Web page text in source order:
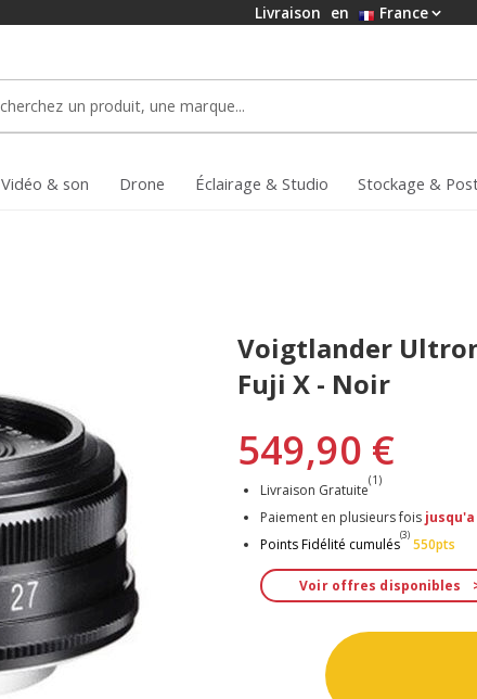
Livraison en France
Vidéo & son Drone Éclairage & Studio Stockage &
Voigtlander
Fuji X - Noir
549,90 €
Livraison Gratuite
(1)
Paiement en plusieurs fois jusqu'a
Points Fidélité cumulés
(3)
550pts
Voir offres disponibles